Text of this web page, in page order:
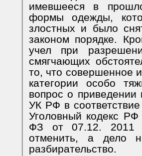
имевшееся в
формы одежды,
злостных и было
законом порядке.
учел при
смягчающих
то, что совершенное
категории особо
вопрос о приведении
УК РФ в
Уголовный кодекс
ФЗ от 07.12. 2011
отменить, а дело
разбирательство.